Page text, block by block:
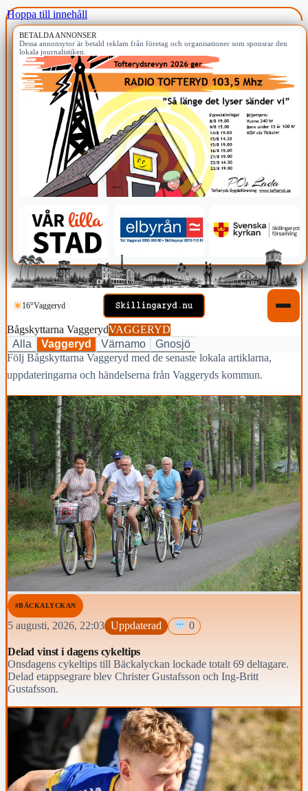
Hoppa till innehåll
BETALDA ANNONSER
Dessa annonsytor är betald reklam från företag och organisationer som sponsrar den
lokala journalistiken.
16°Vaggeryd
Bågskyttarna VaggerydVAGGERYD
Alla
Vaggeryd Värnamo
Gnosjö
Följ Bågskyttarna Vaggeryd med de senaste lokala artiklarna,
uppdateringarna och händelserna från Vaggeryds kommun.
#BÄCKALYCKAN
5 augusti, 2026, 22:03 Uppdaterad 0
Delad vinst i dagens cykeltips
Onsdagens cykeltips till Bäckalyckan lockade totalt 69 deltagare.
Delad etappsegrare blev Christer Gustafsson och Ing-Britt
Gustafsson.